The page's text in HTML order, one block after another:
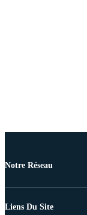
Notre Réseau
Liens Du Site